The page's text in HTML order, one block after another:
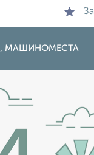
МАШИНОМЕСТА